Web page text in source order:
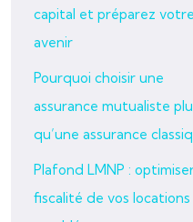
capital et préparez votre
avenir
Pourquoi choisir une
assurance mutualiste
qu’une assurance
Plafond LMNP :
fiscalité de vos locations